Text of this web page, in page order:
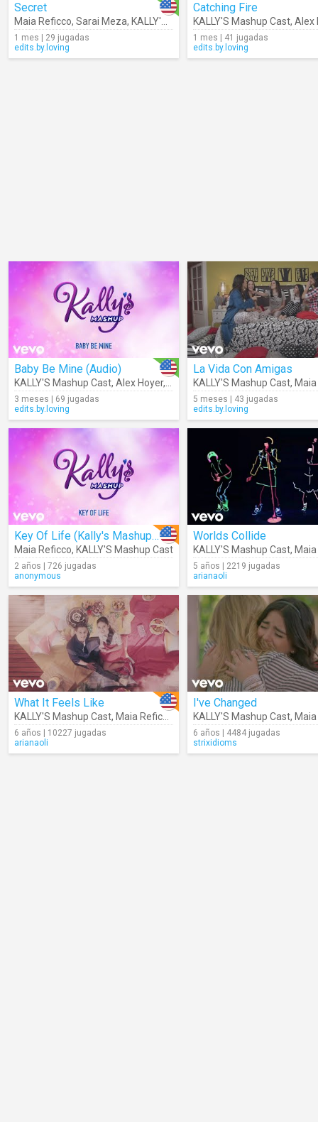
Secret
Maia Reficco, Sarai Meza, KALLY'S Mashup Cast
1 mes | 29 jugadas
edits.by.loving
Catching Fire
KALLY'S Mashup Cast, Alex
1 mes | 41 jugadas
edits.by.loving
Baby Be Mine (Audio)
KALLY'S Mashup Cast, Alex Hoyer, Maia Reficco
3 meses | 69 jugadas
edits.by.loving
La Vida Con Amigas
KALLY'S Mashup Cast, Maia
5 meses | 43 jugadas
edits.by.loving
Key Of Life (Kally's Mashup Theme) (Audio)
Maia Reficco, KALLY'S Mashup Cast
2 años | 726 jugadas
anonymous
Worlds Collide
KALLY'S Mashup Cast,
5 años | 2219 jugadas
arianaoli
What It Feels Like
KALLY'S Mashup Cast, Maia Reficco Alex Hoyer
6 años | 10227 jugadas
arianaoli
I've Changed
KALLY'S Mashup Cast,
6 años | 4484 jugadas
strixidioms